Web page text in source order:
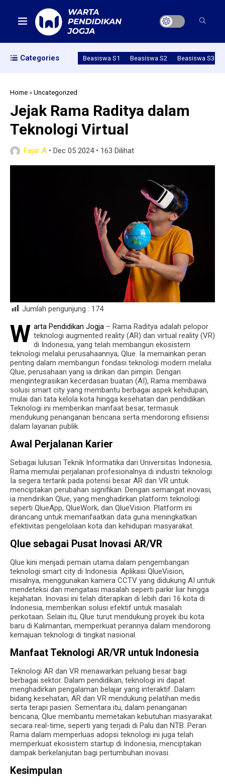
Categories Beasiswa S1 Beasiswa S2 Beasiswa S3
Home »Uncategorized
Jejak Rama Raditya dalam
Teknologi Virtual
Fajar A • Dec 05 2024• 163 Dilihat
Jumlah pengunjung : 174
W arta Pendidikan Jogja – Rama Raditya adalah pelopor
teknologi augmented reality (AR) dan virtual reality (VR)
di Indonesia, yang telah membangun ekosistem
teknologi melalui perusahaannya, Qlue. Ia memainkan peran
penting dalam membangun fondasi teknologi modern melalui
Qlue, perusahaan yang ia dirikan dan pimpin. Dengan
mengintegrasikan kecerdasan buatan (AI), Rama membawa
solusi smart city yang membantu berbagai aspek kehidupan,
mulai dari tata kelola kota hingga kesehatan dan pendidikan.
Teknologi ini memberikan manfaat besar, termasuk
mendukung penanganan bencana serta mendorong efisiensi
dalam layanan publik.
Awal Perjalanan Karier
Sebagai lulusan Teknik Informatika dari Universitas Indonesia,
Rama memulai perjalanan profesionalnya di industri teknologi.
Ia segera tertarik pada potensi besar AR dan VR untuk
menciptakan perubahan signifikan. Dengan semangat inovasi,
ia mendirikan Qlue, yang menghadirkan platform teknologi
seperti QlueApp, QlueWork, dan QlueVision. Platform ini
dirancang untuk memanfaatkan data guna meningkatkan
efektivitas pengelolaan kota dan kehidupan masyarakat.
Qlue sebagai Pusat Inovasi AR/VR
Qlue kini menjadi pemain utama dalam pengembangan
teknologi smart city di Indonesia. Aplikasi QlueVision,
misalnya, menggunakan kamera CCTV yang didukung AI untuk
mendeteksi dan mengatasi masalah seperti parkir liar hingga
kejahatan. Inovasi ini telah diterapkan di lebih dari 16 kota di
Indonesia, memberikan solusi efektif untuk masalah
perkotaan. Selain itu, Qlue turut mendukung proyek ibu kota
baru di Kalimantan, memperkuat perannya dalam mendorong
kemajuan teknologi di tingkat nasional.
Manfaat Teknologi AR/VR untuk Indonesia
Teknologi AR dan VR menawarkan peluang besar bagi
berbagai sektor. Dalam pendidikan, teknologi ini dapat
menghadirkan pengalaman belajar yang interaktif. Dalam
bidang kesehatan, AR dan VR mendukung pelatihan medis
serta terapi pasien. Sementara itu, dalam penanganan
bencana, Qlue membantu memetakan kebutuhan masyarakat
secara real-time, seperti yang terjadi di Palu dan NTB. Peran
Rama dalam memperluas adopsi teknologi ini juga telah
memperkuat ekosistem startup di Indonesia, menciptakan
dampak berkelanjutan bagi pertumbuhan inovasi.
Kesimpulan